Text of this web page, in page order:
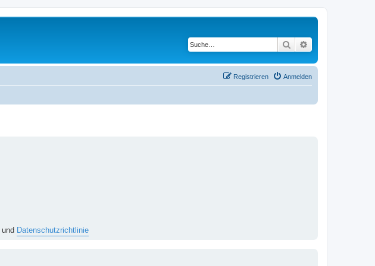
Suche
Anmelden
Registrieren
und Datenschutzrichtlinie